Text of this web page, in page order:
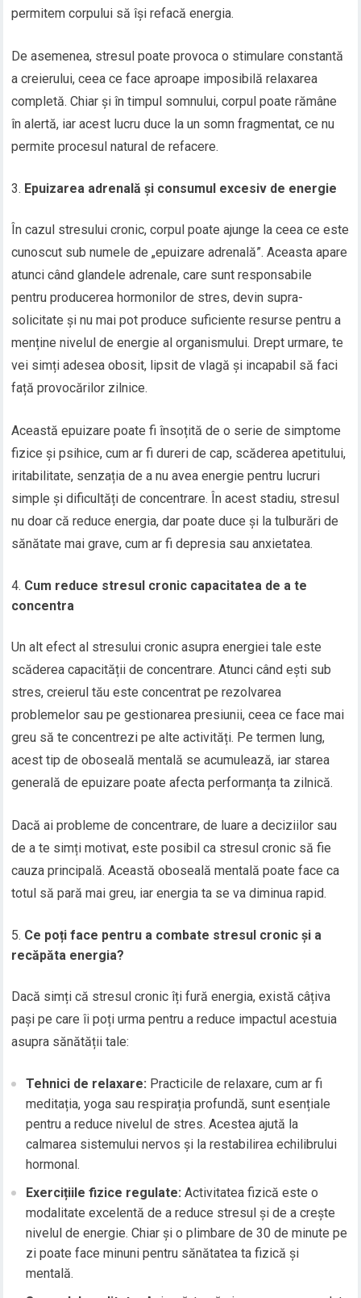
permitem corpului să își refacă energia.
De asemenea, stresul poate provoca o stimulare constantă
a creierului, ceea ce face aproape imposibilă relaxarea
completă. Chiar și în timpul somnului, corpul poate rămâne
în alertă, iar acest lucru duce la un somn fragmentat, ce nu
permite procesul natural de refacere.
Epuizarea adrenală și consumul excesiv de energie
În cazul stresului cronic, corpul poate ajunge la ceea ce este
cunoscut sub numele de „epuizare adrenală”. Aceasta apare
atunci când glandele adrenale, care sunt responsabile
pentru producerea hormonilor de stres, devin supra-
solicitate și nu mai pot produce suficiente resurse pentru a
menține nivelul de energie al organismului. Drept urmare, te
vei simți adesea obosit, lipsit de vlagă și incapabil să faci
față provocărilor zilnice.
Această epuizare poate fi însoțită de o serie de simptome
fizice și psihice, cum ar fi dureri de cap, scăderea apetitului,
iritabilitate, senzația de a nu avea energie pentru lucruri
simple și dificultăți de concentrare. În acest stadiu, stresul
nu doar că reduce energia, dar poate duce și la tulburări de
sănătate mai grave, cum ar fi depresia sau anxietatea.
Cum reduce stresul cronic capacitatea de a te
concentra
Un alt efect al stresului cronic asupra energiei tale este
scăderea capacității de concentrare. Atunci când ești sub
stres, creierul tău este concentrat pe rezolvarea
problemelor sau pe gestionarea presiunii, ceea ce face mai
greu să te concentrezi pe alte activități. Pe termen lung,
acest tip de oboseală mentală se acumulează, iar starea
generală de epuizare poate afecta performanța ta zilnică.
Dacă ai probleme de concentrare, de luare a deciziilor sau
de a te simți motivat, este posibil ca stresul cronic să fie
cauza principală. Această oboseală mentală poate face ca
totul să pară mai greu, iar energia ta se va diminua rapid.
Ce poți face pentru a combate stresul cronic și a
recăpăta energia?
Dacă simți că stresul cronic îți fură energia, există câțiva
pași pe care îi poți urma pentru a reduce impactul acestuia
asupra sănătății tale:
Tehnici de relaxare: Practicile de relaxare, cum ar fi
meditația, yoga sau respirația profundă, sunt esențiale
pentru a reduce nivelul de stres. Acestea ajută la
calmarea sistemului nervos și la restabilirea echilibrului
hormonal.
Exercițiile fizice regulate: Activitatea fizică este o
modalitate excelentă de a reduce stresul și de a crește
nivelul de energie. Chiar și o plimbare de 30 de minute pe
zi poate face minuni pentru sănătatea ta fizică și
mentală.